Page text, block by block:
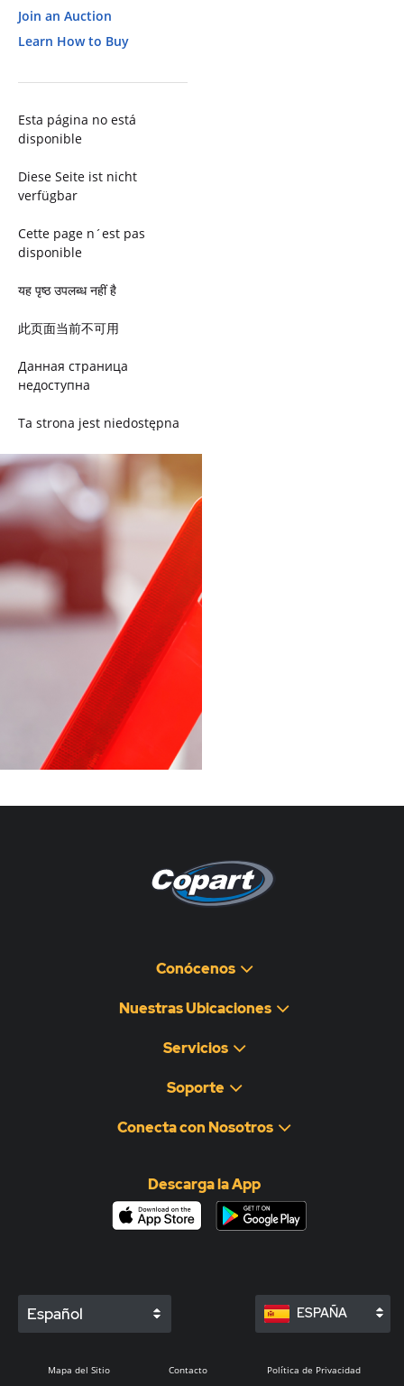
Join an Auction
Learn How to Buy
Esta página no está
disponible
Diese Seite ist nicht
verfügbar
Cette page n´est pas
disponible
यह पृष्ठ उपलब्ध नहीं है
此页面当前不可用
Данная страница
недоступна
Ta strona jest niedostępna
Trang này không có
Esta página não está
disponível
このページは現在利用できま
せん
Pagina non disponibile
هذه الصفحة غير متوفرة
Conócenos
Nuestras Ubicaciones
Servicios
Soporte
Conecta con Nosotros
Descarga la App
Español ESPAÑA
Mapa del Sitio Contacto Política de Privacidad